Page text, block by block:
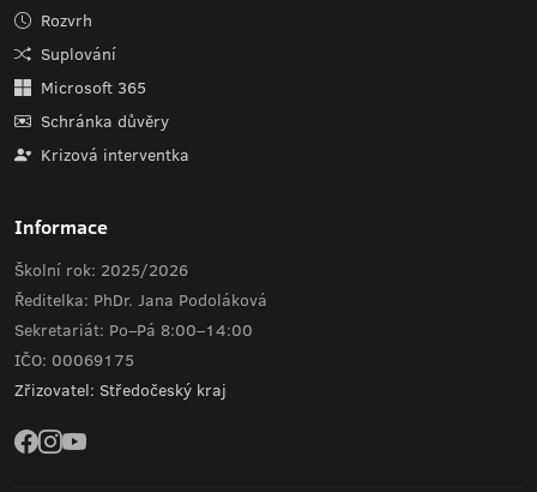
Rozvrh
Suplování
Microsoft 365
Schránka důvěry
Krizová interventka
Informace
Školní rok: 2025/2026
Ředitelka: PhDr. Jana Podoláková
Sekretariát: Po–Pá 8:00–14:00
IČO: 00069175
Zřizovatel: Středočeský kraj